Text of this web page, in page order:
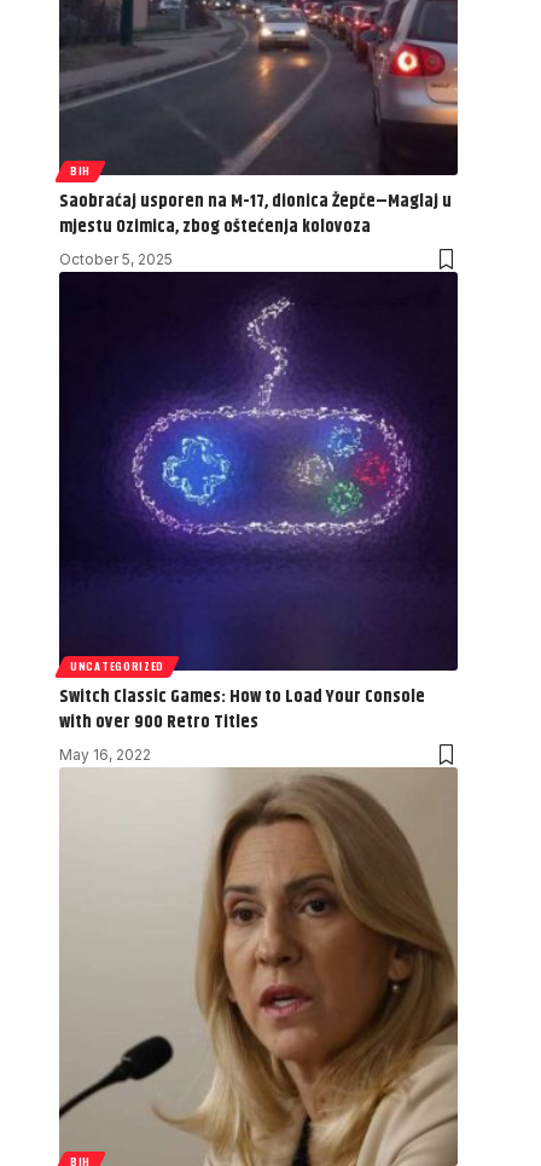
BIH
Saobraćaj usporen na M-17, dionica Žepče–Maglaj u
mjestu Ozimica, zbog oštećenja kolovoza
October 5, 2025
UNCATEGORIZED
Switch Classic Games: How to Load Your Console
with over 900 Retro Titles
May 16, 2022
BIH